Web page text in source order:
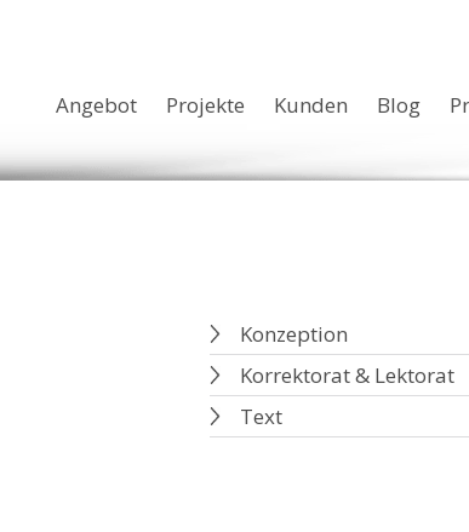
Angebot Projekte Kunden Blog
Konzeption
Korrektorat & Lektorat
Text